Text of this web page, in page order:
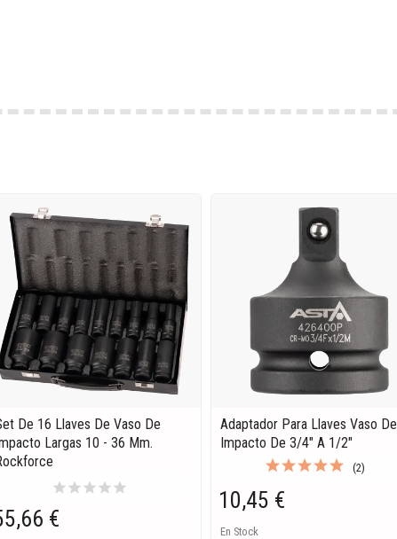
De 16 Llaves De Vaso De
Largas 10 - 36 Mm.
starstarstarstarstar
€
Adaptador Para Llaves Vaso De
Impacto De 3/4" A 1/2"
(2)
10,45 €
En Stock